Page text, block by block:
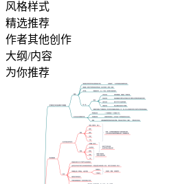
风格样式
精选推荐
作者其他创作
大纲/内容
为你推荐